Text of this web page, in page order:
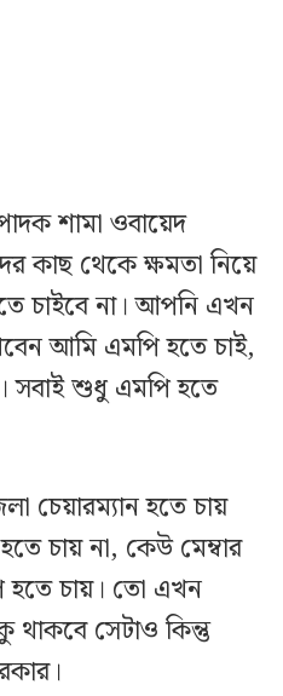
শামা ওবায়েদ
কাছ থেকে ক্ষমতা নিয়ে
চাইবে না। আপনি এখন
আমি এমপি হতে চাই,
সবাই শুধু এমপি হতে
চেয়ারম্যান হতে চায়
চায় না, কেউ মেম্বার
হতে চায়। তো এখন
সেটাও কিন্তু